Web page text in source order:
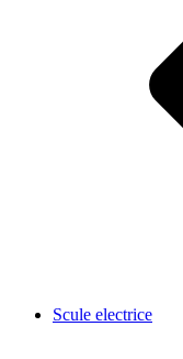
Scule electrice